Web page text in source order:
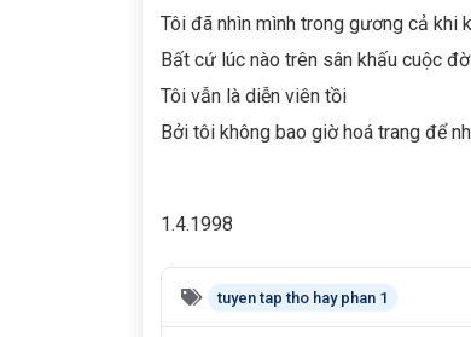
Tôi đã nhìn mình trong gương cả khi
Bất cứ lúc nào trên sân khấu cuộc
Tôi vẫn là diễn viên tồi
Bởi tôi không bao giờ hoá trang để
1.4.1998
tuyen tap tho hay phan 1